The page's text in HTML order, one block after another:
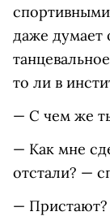
даже думает
то ли в
— С чем же
— Как мне
отстали? —
— Пристают?